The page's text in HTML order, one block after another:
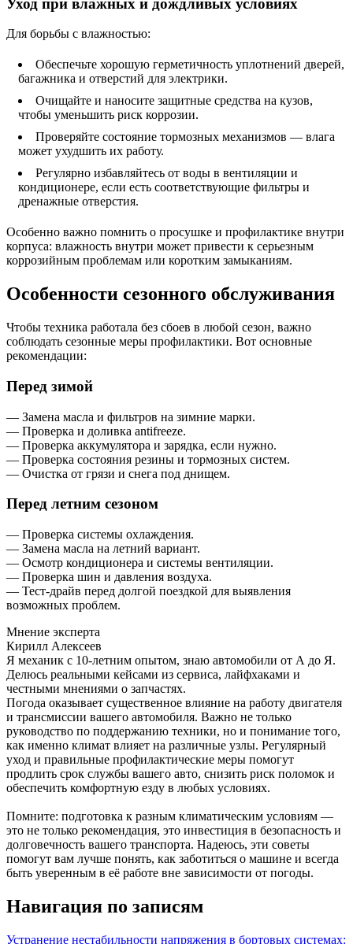
Для борьбы с влажностью:
Обеспечьте хорошую герметичность уплотнений дверей,
багажника и отверстий для электрики.
Очищайте и наносите защитные средства на кузов,
чтобы уменьшить риск коррозии.
Проверяйте состояние тормозных механизмов — влага
может ухудшить их работу.
Регулярно избавляйтесь от воды в вентиляции и
кондиционере, если есть соответствующие фильтры и
дренажные отверстия.
Особенно важно помнить о просушке и профилактике внутри
корпуса: влажность внутри может привести к серьезным
коррозийным проблемам или коротким замыканиям.
Особенности сезонного обслуживания
Чтобы техника работала без сбоев в любой сезон, важно
соблюдать сезонные меры профилактики. Вот основные
рекомендации:
Перед зимой
— Замена масла и фильтров на зимние марки.
— Проверка и доливка antifreeze.
— Проверка аккумулятора и зарядка, если нужно.
— Проверка состояния резины и тормозных систем.
— Очистка от грязи и снега под днищем.
Перед летним сезоном
— Проверка системы охлаждения.
— Замена масла на летний вариант.
— Осмотр кондиционера и системы вентиляции.
— Проверка шин и давления воздуха.
— Тест-драйв перед долгой поездкой для выявления
возможных проблем.
Мнение эксперта
Кирилл Алексеев
Я механик с 10-летним опытом, знаю автомобили от А до Я.
Делюсь реальными кейсами из сервиса, лайфхаками и
честными мнениями о запчастях.
Погода оказывает существенное влияние на работу двигателя
и трансмиссии вашего автомобиля. Важно не только
руководство по поддержанию техники, но и понимание того,
как именно климат влияет на различные узлы. Регулярный
уход и правильные профилактические меры помогут
продлить срок службы вашего авто, снизить риск поломок и
обеспечить комфортную езду в любых условиях.
Помните: подготовка к разным климатическим условиям —
это не только рекомендация, это инвестиция в безопасность и
долговечность вашего транспорта. Надеюсь, эти советы
помогут вам лучше понять, как заботиться о машине и всегда
быть уверенным в её работе вне зависимости от погоды.
Навигация по записям
Устранение нестабильности напряжения в бортовых системах: